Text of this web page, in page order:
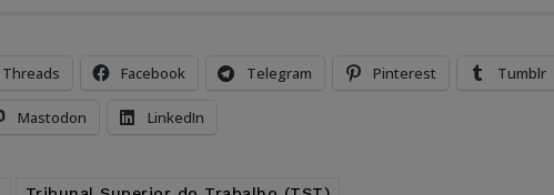
Threads Facebook Telegram Pinterest Tumblr
Mastodon LinkedIn